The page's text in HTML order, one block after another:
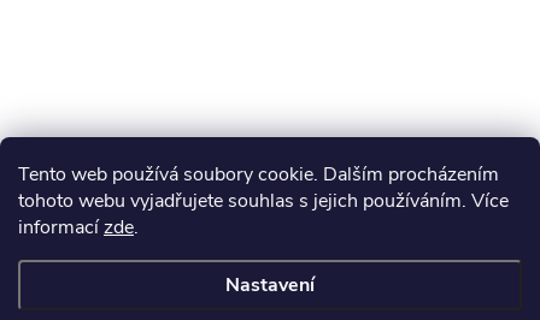
Tento web používá soubory cookie. Dalším procházením
tohoto webu vyjadřujete souhlas s jejich používáním. Více
informacízde.
Nastavení